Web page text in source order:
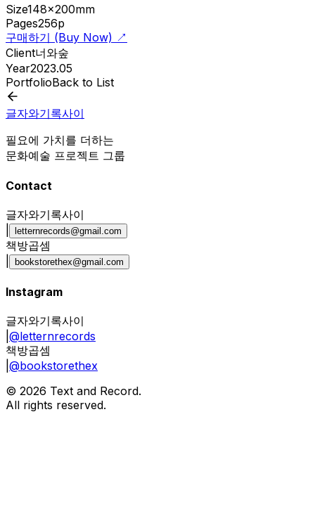
Size148x200mm
Pages256p
구매하기 (Buy Now) ↗
Client너와숲
Year2023.05
PortfolioBack to List
글자와기록사이
필요에 가치를 더하는
문화예술 프로젝트 그룹
Contact
글자와기록사이
letternrecords@gmail.com
책방곱셈
bookstorethex@gmail.com
Instagram
글자와기록사이
@letternrecords
책방곱셈
@bookstorethex
© 2026 Text and Record.
All rights reserved.